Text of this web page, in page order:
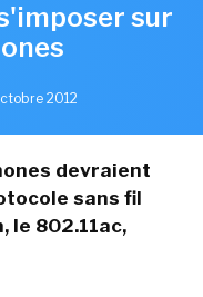
sur
2012
devraient
sans fil
le 802.11ac,